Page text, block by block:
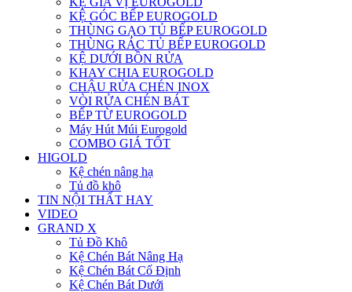
KỆ GÓC BẾP EUROGOLD
THÙNG GẠO TỦ BẾP EUROGOLD
THÙNG RÁC TỦ BẾP EUROGOLD
KỆ DƯỚI BỒN RỬA
KHAY CHIA EUROGOLD
CHẬU RỬA CHÉN INOX
VÒI RỬA CHÉN BÁT
BẾP TỪ EUROGOLD
Máy Hút Múi Eurogold
COMBO GIÁ TỐT
HIGOLD
Kệ chén nâng hạ
Tủ đồ khô
TIN NỘI THẤT HAY
VIDEO
GRAND X
Tủ Đồ Khô
Kệ Chén Bát Nâng Hạ
Kệ Chén Bát Cố Định
Kệ Chén Bát Dưới